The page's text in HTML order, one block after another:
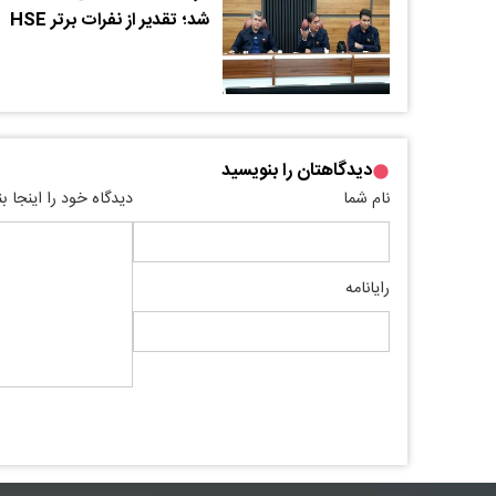
شد؛ تقدیر از نفرات برتر HSE
دیدگاهتان را بنویسید
نام شما
رایانامه
دیدگاه خود را اینجا